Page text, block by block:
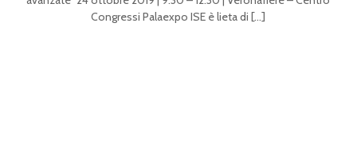
Congressi Palaexpo ISE è lieta di […]